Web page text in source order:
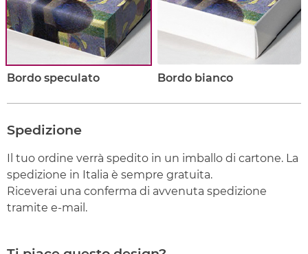
Bordo speculato Bordo bianco
Spedizione
Il tuo ordine verrà spedito in un imballo di cartone. La
spedizione in Italia è sempre gratuita.
Riceverai una conferma di avvenuta spedizione
tramite e-mail.